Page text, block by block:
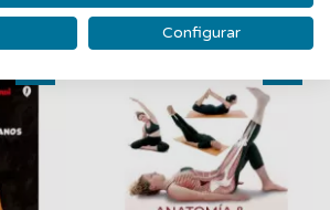
17,75 €
Configurar